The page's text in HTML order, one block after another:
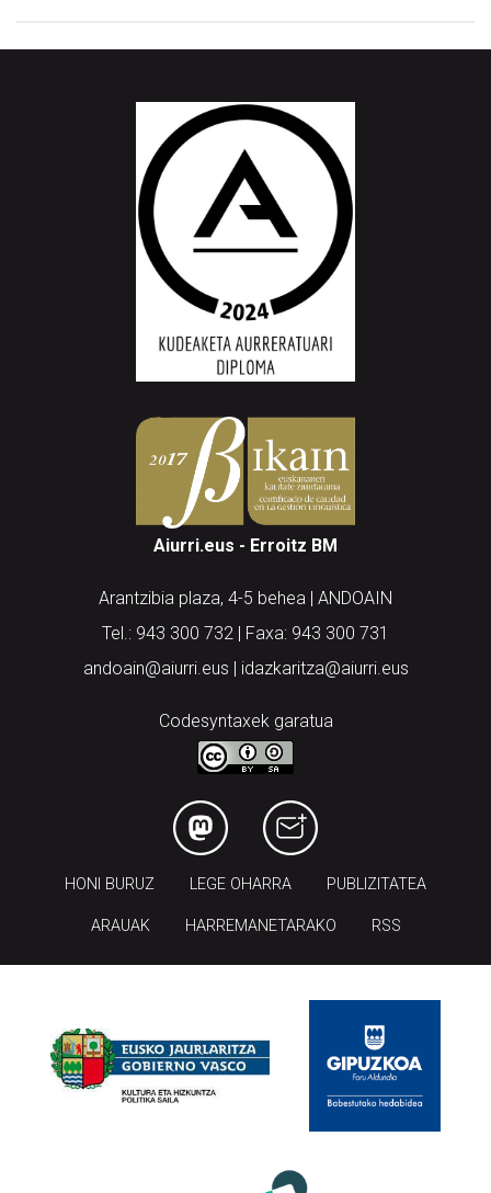
Aiurri.eus - Erroitz BM
Arantzibia plaza, 4-5 behea | ANDOAIN
Tel.: 943 300 732 | Faxa: 943 300 731
andoain@aiurri.eus | idazkaritza@aiurri.eus
Codesyntaxek garatua
HONI BURUZ LEGE OHARRA PUBLIZITATEA
ARAUAK HARREMANETARAKO RSS